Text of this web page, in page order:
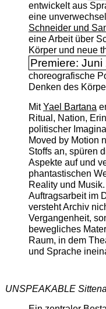
entwickelt aus
eine
Schneider und
eine Arbeit über
Körper und neue
Premiere: Juni
choreografische
Denken des
MitYael Bartana
Ritual, Nation,
politischer
Moved by Motion
Stoffs an, spüren
Aspekte auf und
phantastischen
Reality und Musik.
Auftragsarbeit im
versteht Archiv
Vergangenheit,
bewegliches
Raum, in dem
und Sprache
UNSPEAKABLE